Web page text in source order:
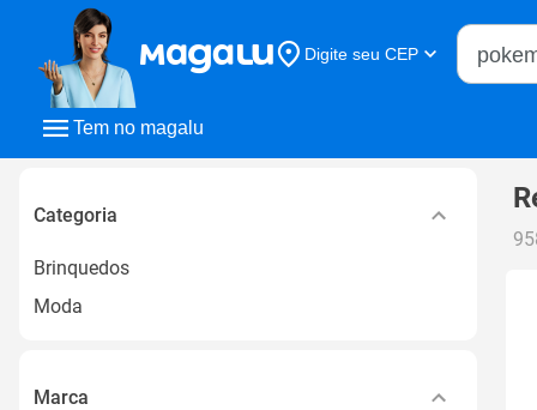
Tem no magalu
Digite seu CEP
Buscar
Categoria
Brinquedos
Moda
Marca